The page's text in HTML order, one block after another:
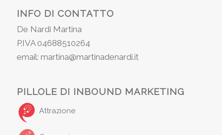
INFO DI CONTATTO
De Nardi Martina
P.IVA 04688510264
email: martina@martinadenardi.it
PILLOLE DI INBOUND MARKETING
Attrazione